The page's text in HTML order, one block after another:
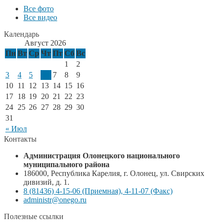
Все фото
Все видео
Календарь
Август 2026
Пн Вт Ср Чт Пт Сб Вс
« Июл
1
2
3
4 5 7 8
9
10 11 12 13 14 15 16
17 18 19 20 21 22 23
24 25 26 27 28 29 30
31
Контакты
Администрация Олонецкого национального
муниципального района
186000, Республика Карелия, г. Олонец, ул. Свирских
дивизий, д. 1.
8 (81436) 4-15-06 (Приемная), 4-11-07 (Факс)
administr@onego.ru
Полезные ссылки